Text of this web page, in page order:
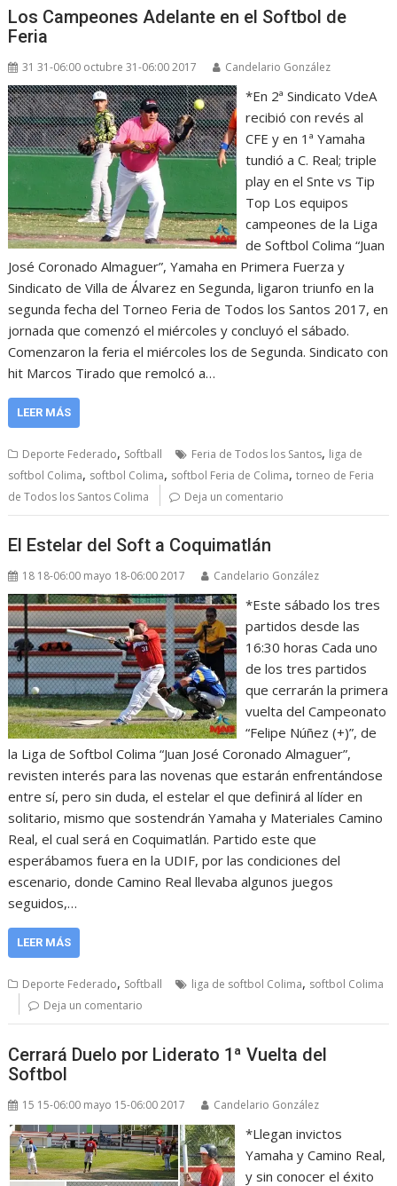
Los Campeones Adelante en el Softbol de
Feria
31 31-06:00 octubre 31-06:00 2017 Candelario González
*En 2ª Sindicato VdeA
recibió con revés al
CFE y en 1ª Yamaha
tundió a C. Real; triple
play en el Snte vs Tip
Top Los equipos
campeones de la Liga
de Softbol Colima “Juan
José Coronado Almaguer”, Yamaha en Primera Fuerza y
Sindicato de Villa de Álvarez en Segunda, ligaron triunfo en la
segunda fecha del Torneo Feria de Todos los Santos 2017, en
jornada que comenzó el miércoles y concluyó el sábado.
Comenzaron la feria el miércoles los de Segunda. Sindicato con
hit Marcos Tirado que remolcó a…
LEER MÁS
Deporte Federado, Softball Feria de Todos los Santos, liga de
softbol Colima, softbol Colima, softbol Feria de Colima,torneo de Feria
de Todos los Santos Colima
Deja un comentario
El Estelar del Soft a Coquimatlán
18 18-06:00 mayo 18-06:00 2017 Candelario González
*Este sábado los tres
partidos desde las
16:30 horas Cada uno
de los tres partidos
que cerrarán la primera
vuelta del Campeonato
“Felipe Núñez (+)”, de
la Liga de Softbol Colima “Juan José Coronado Almaguer”,
revisten interés para las novenas que estarán enfrentándose
entre sí, pero sin duda, el estelar el que definirá al líder en
solitario, mismo que sostendrán Yamaha y Materiales Camino
Real, el cual será en Coquimatlán. Partido este que
esperábamos fuera en la UDIF, por las condiciones del
escenario, donde Camino Real llevaba algunos juegos
seguidos,…
LEER MÁS
Deporte Federado, Softball liga de softbol Colima, softbol Colima
Deja un comentario
Cerrará Duelo por Liderato 1ª Vuelta del
Softbol
15 15-06:00 mayo 15-06:00 2017 Candelario González
*Llegan invictos
Yamaha y Camino Real,
y sin conocer el éxito